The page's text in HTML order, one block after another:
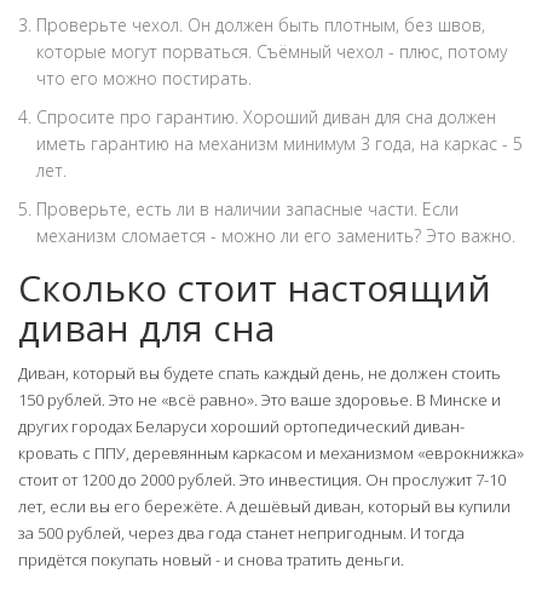
Проверьте чехол. Он должен быть плотным, без швов,
которые могут порваться. Съёмный чехол - плюс, потому
что его можно постирать.
Спросите про гарантию. Хороший диван для сна должен
иметь гарантию на механизм минимум 3 года, на каркас - 5
лет.
Проверьте, есть ли в наличии запасные части. Если
механизм сломается - можно ли его заменить? Это важно.
Сколько стоит настоящий
диван для сна
Диван, который вы будете спать каждый день, не должен стоить
150 рублей. Это не «всё равно». Это ваше здоровье. В Минске и
других городах Беларуси хороший ортопедический диван-
кровать с ППУ, деревянным каркасом и механизмом «еврокнижка»
стоит от 1200 до 2000 рублей. Это инвестиция. Он прослужит 7-10
лет, если вы его бережёте. А дешёвый диван, который вы купили
за 500 рублей, через два года станет непригодным. И тогда
придётся покупать новый - и снова тратить деньги.